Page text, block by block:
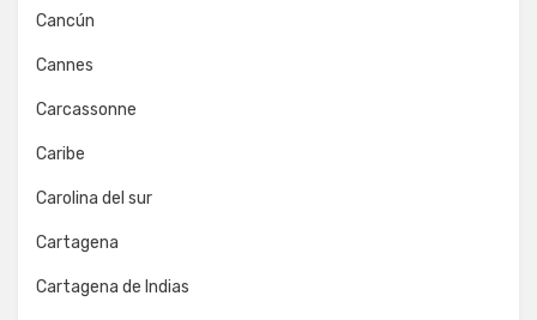
Cancún
Cannes
Carcassonne
Caribe
Carolina del sur
Cartagena
Cartagena de Indias